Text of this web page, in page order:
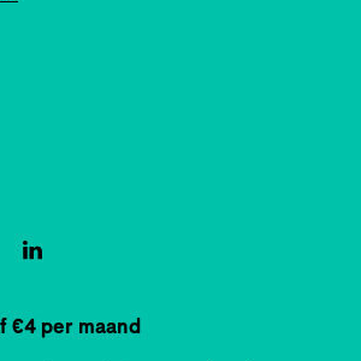
€4 per maand